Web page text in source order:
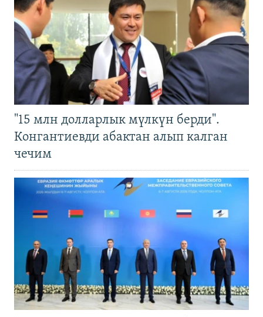
"15 млн долларлык мүлкүн берди".
Конгантиевди абактан алып калган
чечим